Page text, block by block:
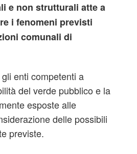
e non strutturali atte a
i fenomeni previsti
comunali di
enti competenti a
del verde pubblico e la
esposte alle
delle possibili
previste.